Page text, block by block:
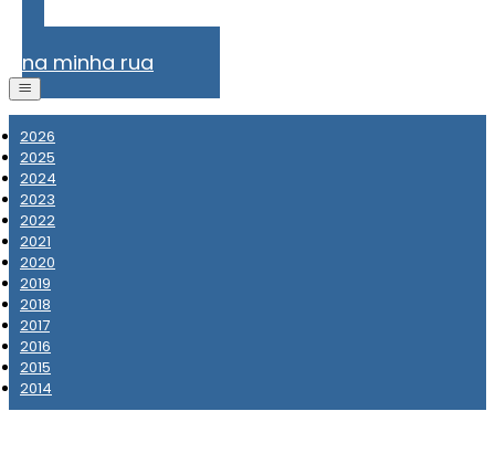
na minha rua
2026
2025
2024
2023
2022
2021
2020
2019
2018
2017
2016
2015
2014